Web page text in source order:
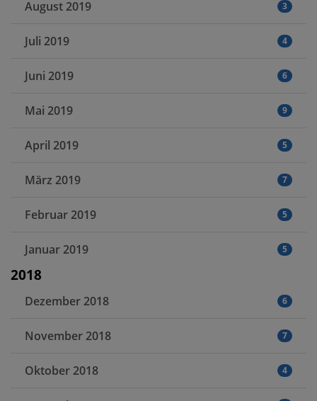
August 2019 3
Juli 2019 4
Juni 2019 6
Mai 2019 9
April 2019 5
März 2019 7
Februar 2019 5
Januar 2019 5
2018
Dezember 2018 6
November 2018 7
Oktober 2018 4